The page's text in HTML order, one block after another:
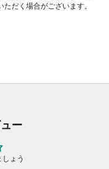
だく場合がございます。
ー
ょう